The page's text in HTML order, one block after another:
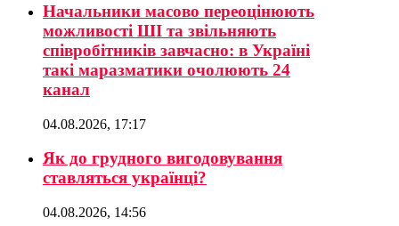
Начальники масово переоцінюють
можливості ШІ та звільняють
співробітників завчасно: в Україні
такі маразматики очолюють 24
канал
04.08.2026, 17:17
Як до грудного вигодовування
ставляться українці?
04.08.2026, 14:56